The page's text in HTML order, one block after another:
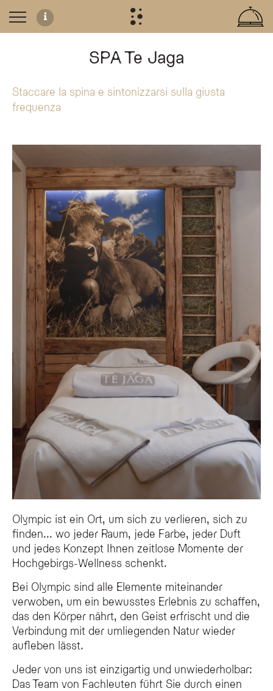
SPA Te Jaga
Wellness im Olympic SPA Hotel
Das SPA Te Jaga im Olympic SPA Hotel bietet ein ganzheitliches
Jedes Wellness-Programm ist als persönlicher Transformationsprozess
Was bietet das SPA Te Jaga im Olympic SPA Hotel?
Das SPA Te Jaga im Olympic SPA Hotel bietet ein ganzheitliches
Welche Wellness-Programme stehen zur Verfügung?
Gäste können aus fünf spezialisierten Wellness-Programmen wählen, die
Ist das Olympic SPA Hotel ein Adults-Only-Hotel?
Ja, das Olympic SPA Hotel ist ein Adults-Only-Hotel, das ausschließlich
Staccare la spina e sintonizzarsi sulla giusta
frequenza
Olympic ist ein Ort, um sich zu verlieren, sich zu
finden... wo jeder Raum, jede Farbe, jeder Duft
und jedes Konzept Ihnen zeitlose Momente der
Hochgebirgs-Wellness schenkt.
Bei Olympic sind alle Elemente miteinander
verwoben, um ein bewusstes Erlebnis zu schaffen,
das den Körper nährt, den Geist erfrischt und die
Verbindung mit der umliegenden Natur wieder
aufleben lässt.
Jeder von uns ist einzigartig und unwiederholbar:
Das Team von Fachleuten führt Sie durch einen